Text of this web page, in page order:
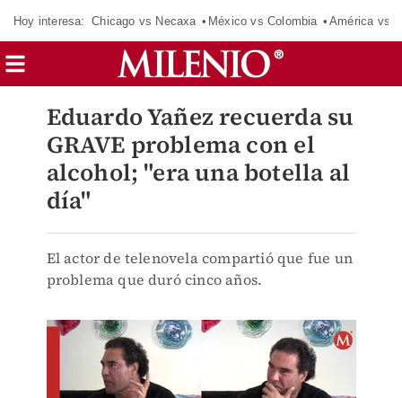
Hoy interesa: Chicago vs Necaxa México vs Colombia América vs
Eduardo Yañez recuerda su
GRAVE problema con el
alcohol; "era una botella al
día"
El actor de telenovela compartió que fue un
problema que duró cinco años.